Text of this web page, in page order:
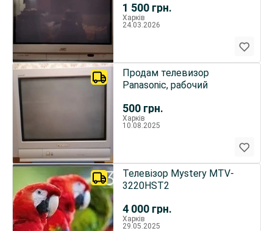
1 500 грн.
Харків
24.03.2026
500 грн.
Продам телевизор
Panasonic, рабочий
Харків
10.08.2025
4 000 грн.
Телевізор Mystery MTV-
3220HST2
Харків
29.05.2025